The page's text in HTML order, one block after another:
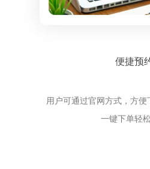
便捷预
用户可通过官网方式，方
一键下单轻